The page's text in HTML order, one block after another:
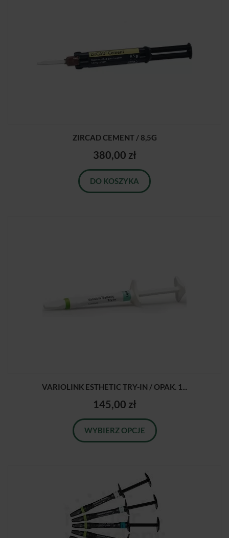
ZIRCAD CEMENT / 8,5G
380,00 zł
DO KOSZYKA
VARIOLINK ESTHETIC TRY-IN / OPAK. 1...
145,00 zł
WYBIERZ OPCJE